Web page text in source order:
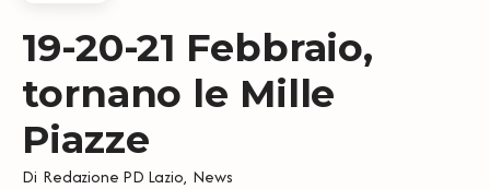
19-20-21 Febbraio,
tornano le Mille
Piazze
Di Redazione PD Lazio, News